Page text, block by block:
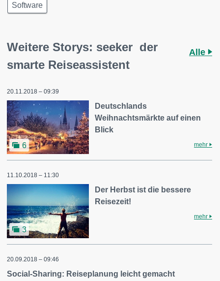
Software
Weitere Storys: seeker ­ der
smarte Reiseassistent
Alle
20.11.2018 – 09:39
6
Deutschlands
Weihnachtsmärkte auf einen
Blick
mehr
11.10.2018 – 11:30
3
Der Herbst ist die bessere
Reisezeit!
mehr
20.09.2018 – 09:46
Social-Sharing: Reiseplanung leicht gemacht